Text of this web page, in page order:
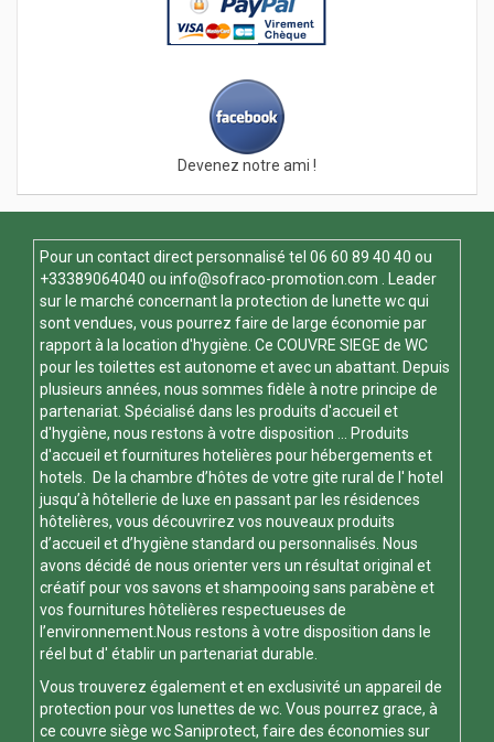
Devenez notre ami !
Pour un contact direct personnalisé tel 06 60 89 40 40 ou
+33389064040 ou info@sofraco-promotion.com . Leader
sur le marché concernant la protection de lunette wc qui
sont vendues, vous pourrez faire de large économie par
rapport à la location d'hygiène. Ce COUVRE SIEGE de WC
pour les toilettes est autonome et avec un abattant. Depuis
plusieurs années, nous sommes fidèle à notre principe de
partenariat. Spécialisé dans les produits d'accueil et
d'hygiène, nous restons à votre disposition ... Produits
d'accueil et fournitures hotelières pour hébergements et
hotels. De la chambre d’hôtes de votre gite rural de l' hotel
jusqu’à hôtellerie de luxe en passant par les résidences
hôtelières, vous découvrirez vos nouveaux produits
d’accueil et d’hygiène standard ou personnalisés. Nous
avons décidé de nous orienter vers un résultat original et
créatif pour vos savons et shampooing sans parabène et
vos fournitures hôtelières respectueuses de
l’environnement.Nous restons à votre disposition dans le
réel but d' établir un partenariat durable.
Vous trouverez également et en exclusivité un appareil de
protection pour vos lunettes de wc. Vous pourrez grace, à
ce couvre siège wcSaniprotect, faire des économies sur